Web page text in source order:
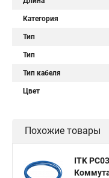
Категория
Тип
Тип
Тип кабеля
Цвет
Похожие товары
ITK